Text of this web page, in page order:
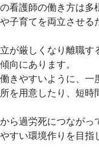
看護師の働き方は多
子育てを両立させ
が厳しくなり離職す
向にあります。
きやすいように、
を用意したり、短
ら過労死につなが
すい環境作りを目指